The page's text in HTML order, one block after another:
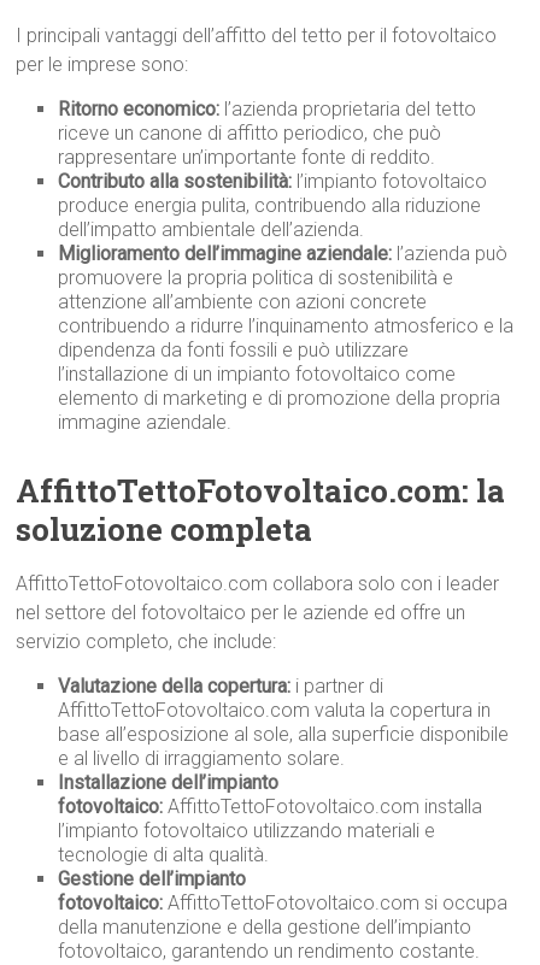
I principali vantaggi dell’affitto del tetto per il fotovoltaico
per le imprese sono:
Ritorno economico: l’azienda proprietaria del tetto
riceve un canone di affitto periodico, che può
rappresentare un’importante fonte di reddito.
Contributo alla sostenibilità: l’impianto fotovoltaico
produce energia pulita, contribuendo alla riduzione
dell’impatto ambientale dell’azienda.
Miglioramento dell’immagine aziendale: l’azienda può
promuovere la propria politica di sostenibilità e
attenzione all’ambiente con azioni concrete
contribuendo a ridurre l’inquinamento atmosferico e la
dipendenza da fonti fossili e può utilizzare
l’installazione di un impianto fotovoltaico come
elemento di marketing e di promozione della propria
immagine aziendale.
AffittoTettoFotovoltaico.com: la
soluzione completa
AffittoTettoFotovoltaico.com collabora solo con i leader
nel settore del fotovoltaico per le aziende ed offre un
servizio completo, che include:
Valutazione della copertura: i partner di
AffittoTettoFotovoltaico.com valuta la copertura in
base all’esposizione al sole, alla superficie disponibile
e al livello di irraggiamento solare.
Installazione dell’impianto
fotovoltaico: AffittoTettoFotovoltaico.com installa
l’impianto fotovoltaico utilizzando materiali e
tecnologie di alta qualità.
Gestione dell’impianto
fotovoltaico: AffittoTettoFotovoltaico.com si occupa
della manutenzione e della gestione dell’impianto
fotovoltaico, garantendo un rendimento costante.